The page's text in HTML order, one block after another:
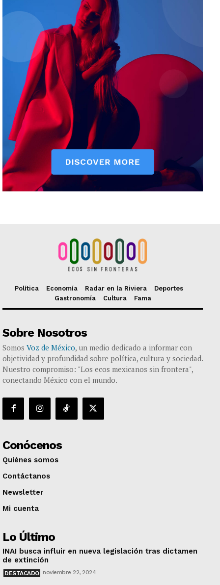
Política Economía Radar en la Riviera
Deportes
Gastronomía
Cultura Fama
Sobre Nosotros
Somos Voz de México, un medio dedicado a informar con
objetividad y profundidad sobre política, cultura y sociedad.
Nuestro compromiso: "Los ecos mexicanos sin frontera",
conectando México con el mundo.
Conócenos
Quiénes somos
Contáctanos
Newsletter
Mi cuenta
Lo Último
INAI busca influir en nueva legislación tras dictamen
de extinción
DESTACADO noviembre 22, 2024